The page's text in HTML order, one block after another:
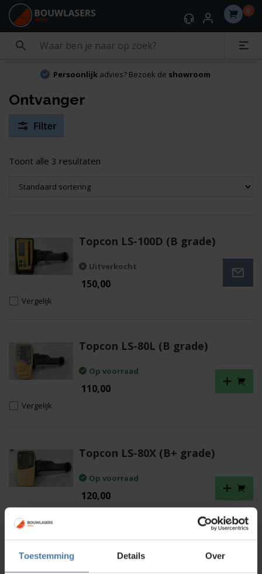
Toestemming Details Over
0
Persoonlijkadvies? Bezoek de showroom
Ontvanger
Toont alle 3 resultaten
Topcon LS-100D (B grade)
Uitverkocht
150,00
Vergelijk
Topcon LS-80L (B grade)
Op voorraad
110,00
Vergelijk
Topcon LS-80X (B+ grade)
Op voorraad
120,00